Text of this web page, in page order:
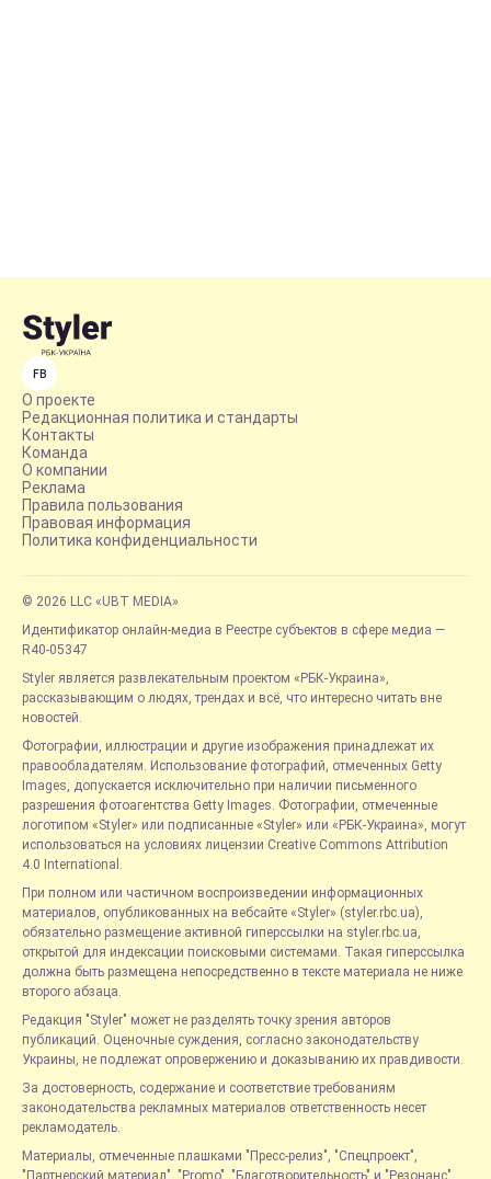
FB
О проекте
Редакционная политика и стандарты
Контакты
Команда
О компании
Реклама
Правила пользования
Правовая информация
Политика конфиденциальности
© 2026 LLC «UBT MEDIA»
Идентификатор онлайн-медиа в Реестре субъектов в сфере медиа —
R40-05347
Styler является развлекательным проектом «РБК-Украина»,
рассказывающим о людях, трендах и всё, что интересно читать вне
новостей.
Фотографии, иллюстрации и другие изображения принадлежат их
правообладателям. Использование фотографий, отмеченных Getty
Images, допускается исключительно при наличии письменного
разрешения фотоагентства Getty Images. Фотографии, отмеченные
логотипом «Styler» или подписанные «Styler» или «РБК-Украина», могут
использоваться на условиях лицензии Creative Commons Attribution
4.0 International.
При полном или частичном воспроизведении информационных
материалов, опубликованных на вебсайте «Styler» (styler.rbc.ua),
обязательно размещение активной гиперссылки на styler.rbc.ua,
открытой для индексации поисковыми системами. Такая гиперссылка
должна быть размещена непосредственно в тексте материала не ниже
второго абзаца.
Редакция "Styler" может не разделять точку зрения авторов
публикаций. Оценочные суждения, согласно законодательству
Украины, не подлежат опровержению и доказыванию их правдивости.
За достоверность, содержание и соответствие требованиям
законодательства рекламных материалов ответственность несет
рекламодатель.
Материалы, отмеченные плашками "Пресс-релиз", "Спецпроект",